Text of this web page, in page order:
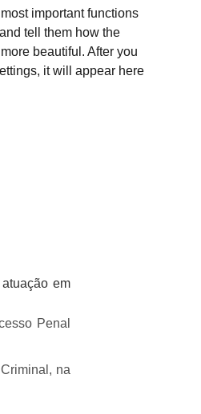
important functions
tell them how the
beautiful. After you
it will appear here
em
Penal
na